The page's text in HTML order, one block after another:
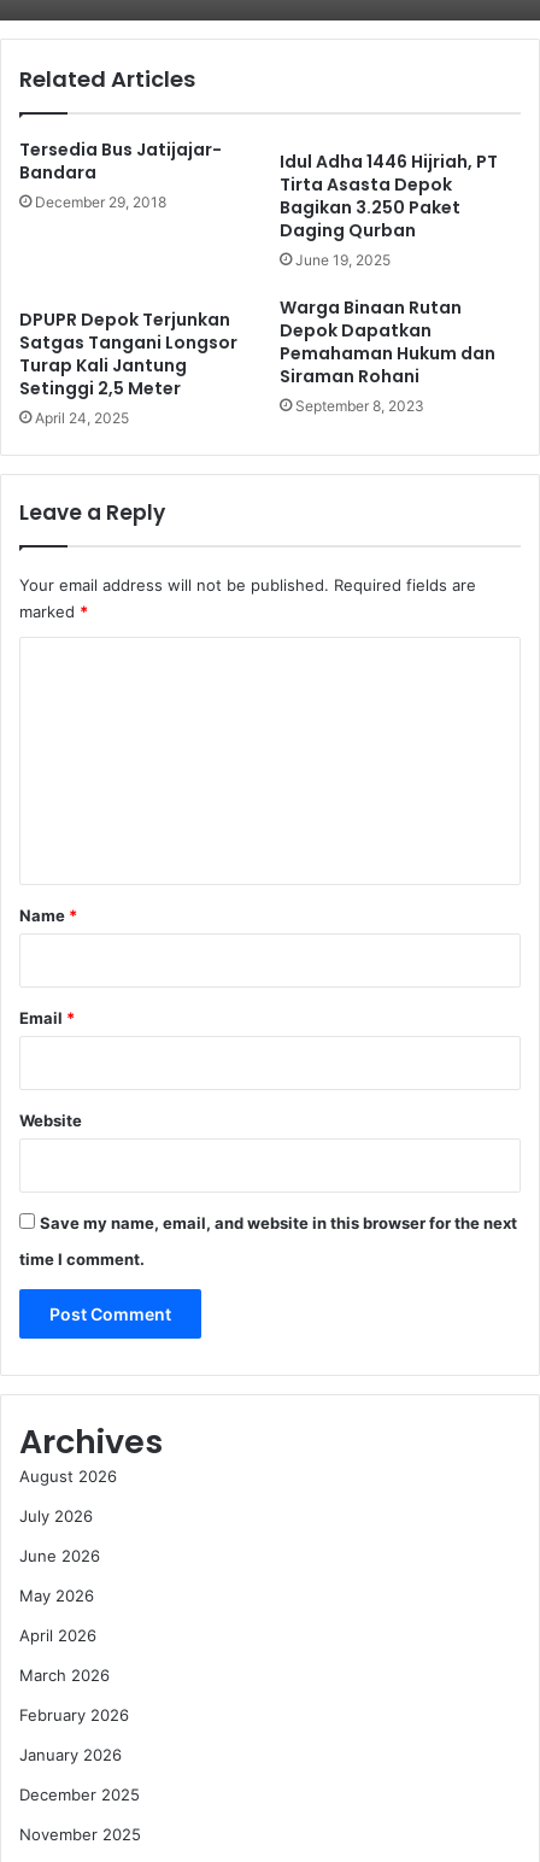
Pelaku Mutilasi yang Menggegerkan
Depok, Berhasil Ditangkap
Related Articles
Tersedia Bus Jatijajar-
Bandara
December 29, 2018
Idul Adha 1446 Hijriah, PT
Tirta Asasta Depok
Bagikan 3.250 Paket
Daging Qurban
June 19, 2025
DPUPR Depok Terjunkan
Satgas Tangani Longsor
Turap Kali Jantung
Setinggi 2,5 Meter
April 24, 2025
Warga Binaan Rutan
Depok Dapatkan
Pemahaman Hukum dan
Siraman Rohani
September 8, 2023
Leave a Reply
Your email address will not be published. Required fields are
marked *
*
Name *
Email *
Website
Save my name, email, and website in this browser for the next
time I comment.
Archives
August 2026
July 2026
June 2026
May 2026
April 2026
March 2026
February 2026
January 2026
December 2025
November 2025